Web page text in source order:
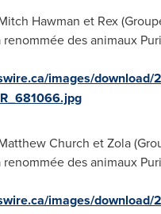
Hawman et Rex
des animaux
images/download/
Church et Zola
des animaux
images/download/